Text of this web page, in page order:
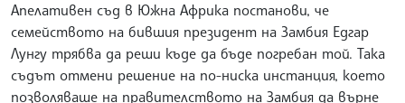
Апелативен съд в Южна Африка постанови, че
семейството на бившия президент на Замбия Едгар
Лунгу трябва да реши къде да бъде погребан той. Така
съдът отмени решение на по-ниска инстанция, което
позволяваше на правителството на Замбия да върне